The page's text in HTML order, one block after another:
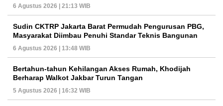
6 Agustus 2026 | 21:13 WIB
Sudin CKTRP Jakarta Barat Permudah Pengurusan PBG,
Masyarakat Diimbau Penuhi Standar Teknis Bangunan
6 Agustus 2026 | 13:48 WIB
Bertahun-tahun Kehilangan Akses Rumah, Khodijah
Berharap Walkot Jakbar Turun Tangan
5 Agustus 2026 | 16:32 WIB